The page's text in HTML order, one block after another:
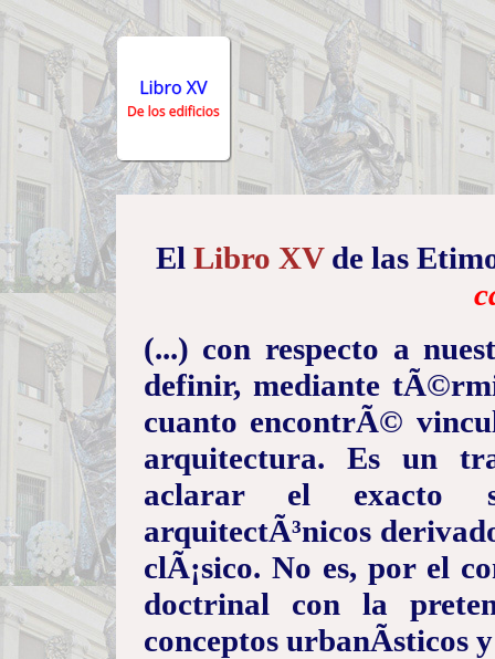
El Libro XVde las
(...) con respecto a
definir, mediante
cuanto encontrÃ©
arquitectura. Es un
aclarar el exacto
arquitectÃ³nicos
clÃ¡sico. No es, por el
doctrinal con la
conceptos urbanÃ­sticos